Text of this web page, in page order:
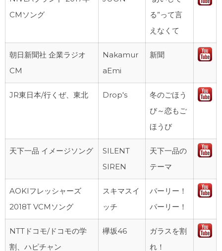
CMソング
る”って言
えなくて
朝日新聞社 企業ラジオ
CM
Nakamur
aEmi
新聞
JR東日本/行くぜ、東北 Drop's
冬のごほう
び～恋もご
ほうび
天下一品 イメージソング
SILENT
SIREN
天下一品の
テーマ
AOKIフレッシャーズ
2018T VCMソング
スキマスイ
ッチ
パーリー！
パーリー！
NTTドコモ/ドコモの学
割、ハピチャン
欅坂46
ガラスを割
れ！